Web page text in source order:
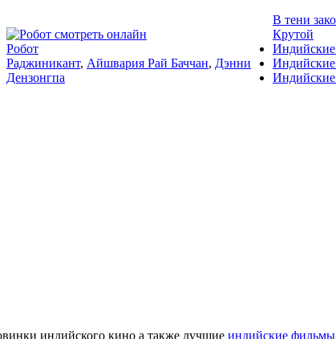
Робот
Раджиникант, Айшвария Рай Баччан, Дэнни
Дензонгпа
В тени
Крутой
индийского кино а также лучшие индийские фильмы